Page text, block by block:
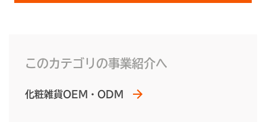
このカテゴリの事業紹介へ
化粧雑貨OEM・ODM